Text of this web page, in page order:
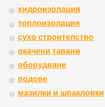
хидроизолация
топлоизолация
сухо строителство
окачени тавани
оборудване
подове
мазилки и шпакловки